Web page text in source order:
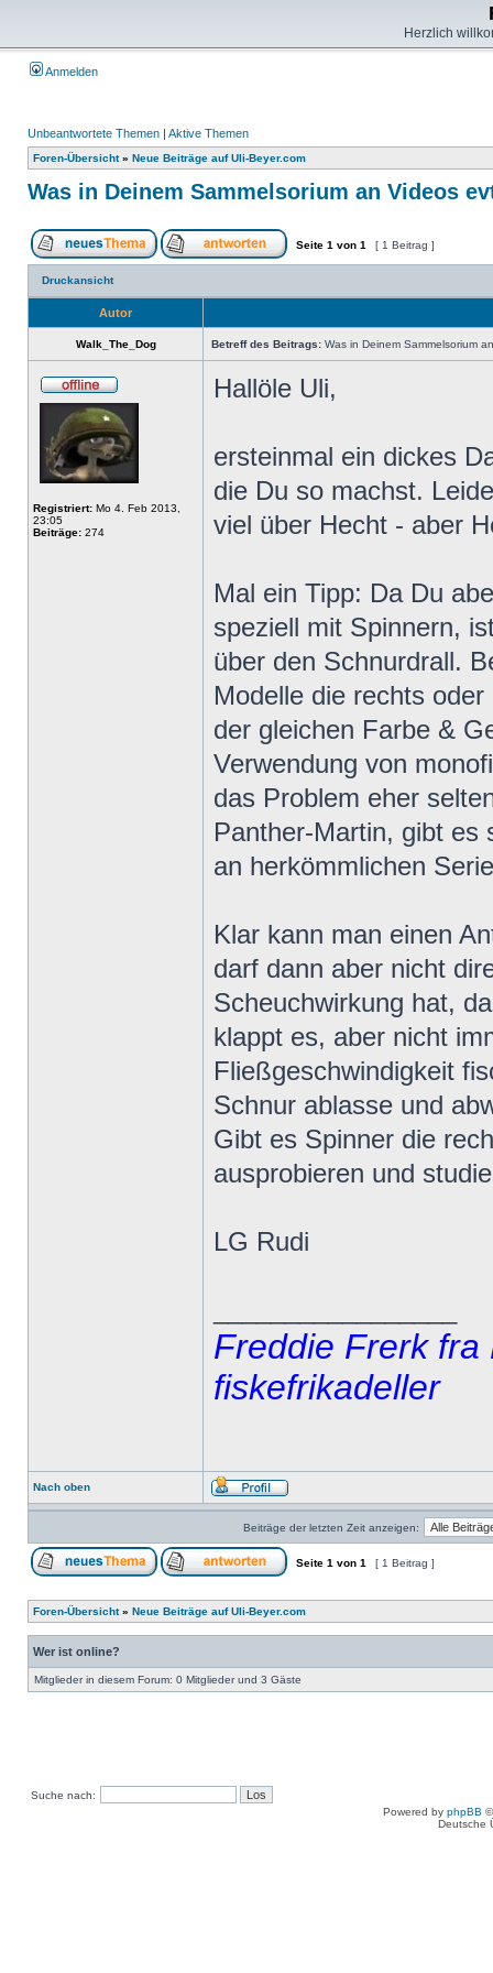
Herzlich
Anmelden
Unbeantwortete Themen | Aktive Themen
Foren-Übersicht» Neue Beiträge auf Uli-Beyer.com
Was in Deinem Sammelsorium an Videos
Seite 1 von 1 [ 1 Beitrag ]
Druckansicht
Autor
Walk_The_Dog Betreff des Beitrags: Was in Deinem Sammelsorium
Registriert: Mo 4. Feb 2013,
23:05
Beiträge: 274
Hallöle Uli,
ersteinmal ein dickes
die Du so machst.
viel über Hecht - aber
Mal ein Tipp: Da Du
speziell mit Spinnern,
über den Schnurdrall.
Modelle die rechts
der gleichen Farbe &
Verwendung von
das Problem eher
Panther-Martin, gibt es
an herkömmlichen
Klar kann man einen
darf dann aber nicht
Scheuchwirkung hat,
klappt es, aber nicht
Fließgeschwindigkeit
Schnur ablasse und
Gibt es Spinner die
ausprobieren und
LG Rudi
Freddie Frerk
fiskefrikadeller
Nach oben
Beiträge der letzten Zeit anzeigen:
Seite 1 von 1 [ 1 Beitrag ]
Foren-Übersicht» Neue Beiträge auf Uli-Beyer.com
Wer ist online?
Mitglieder in diesem Forum: 0 Mitglieder und 3 Gäste
Suche nach:
Powered by phpBB
Deutsche